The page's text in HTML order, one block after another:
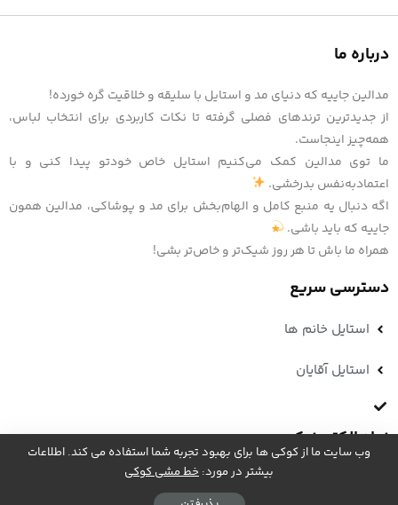
درباره ما
مدالین جاییه که دنیای مد و استایل با سلیقه و خلاقیت گره خورده!
از جدیدترین ترندهای فصلی گرفته تا نکات کاربردی برای انتخاب لباس،
همه‌چیز اینجاست.
ما توی مدالین کمک می‌کنیم استایل خاص خودتو پیدا کنی و با
اعتمادبه‌نفس بدرخشی.
اگه دنبال یه منبع کامل و الهام‌بخش برای مد و پوشاکی، مدالین همون
جاییه که باید باشی.
همراه ما باش تا هر روز شیک‌تر و خاص‌تر بشی!
دسترسی سریع
استایل خانم ها
استایل آقایان
نماد الکترونیک
وب سایت ما از کوکی ها برای بهبود تجربه شما استفاده می کند. اطلاعات
بیشتر در مورد: خط مشی کوکی